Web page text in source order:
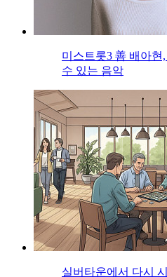
미스트롯3 善 배아현
수 있는 음악
실버타운에서 다시